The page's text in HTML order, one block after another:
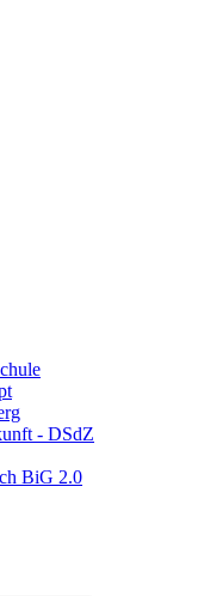
- DSdZ
BiG 2.0